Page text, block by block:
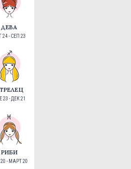
ДЕВА
24 - СЕП 23
23 - ДЕК 21
РИБИ
- МАРТ 20